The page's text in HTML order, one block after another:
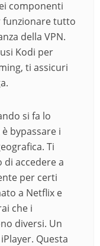
componenti
funzionare tutto
della VPN.
Kodi per
ti assicuri
si fa lo
bypassare i
Ti
accedere a
per certi
a Netflix e
che i
diversi. Un
Questa